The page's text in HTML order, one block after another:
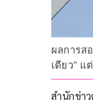
ผลการส
เดียว" แ
สำนักข่า